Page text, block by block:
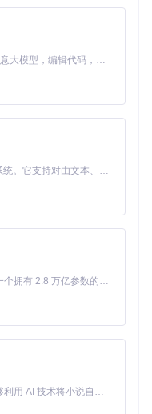
动程序 ⚠️ 验证工具版
示"应用成功"状态 ⚠️ 尝
程
括后台进程）
心文件被误拦截
证文件完整性
文件夹下的关键设
程序界面会显示当前
Claude Code 的开源替代方案。连接任意大模型，编辑代码，运行命令，自动验证 — 全自动执行。用 Rust 构建，极致性能。 ｜ An open-source alternative to Claude Code. Connect any LLM, edit code, run commands, and verify changes — autonomously. Built in Rust for speed. Get Started
MiniMax H3 是一个通用的全模态生成系统。它支持对由文本、图像、视频和音频组成的多模态上下文进行统一理解，并能生成分辨率高达 2K、时长可达 15 秒的带原生立体声音频的视频。得益于面向任务泛化的系统设计，H3 在预训练阶段就已具备广泛的多模态上下文理解与生成能力，能够出色地执行复杂的多模态指令。
Kimi K3 是Kimi能力最强的模型：这是一个拥有 2.8 万亿参数的混合专家（MoE）模型，具备原生视觉理解能力，并支持 100 万 token 的上下文窗口。
Toonflow 是一款 AI 短剧漫剧工具，能够利用 AI 技术将小说自动转化为剧本，并结合 AI 生成的图片和视频，实现高效的短剧创作。借助 Toonflow，可以轻松完成从文字到影像的全流程，让短剧制作变得更加智能与便捷。